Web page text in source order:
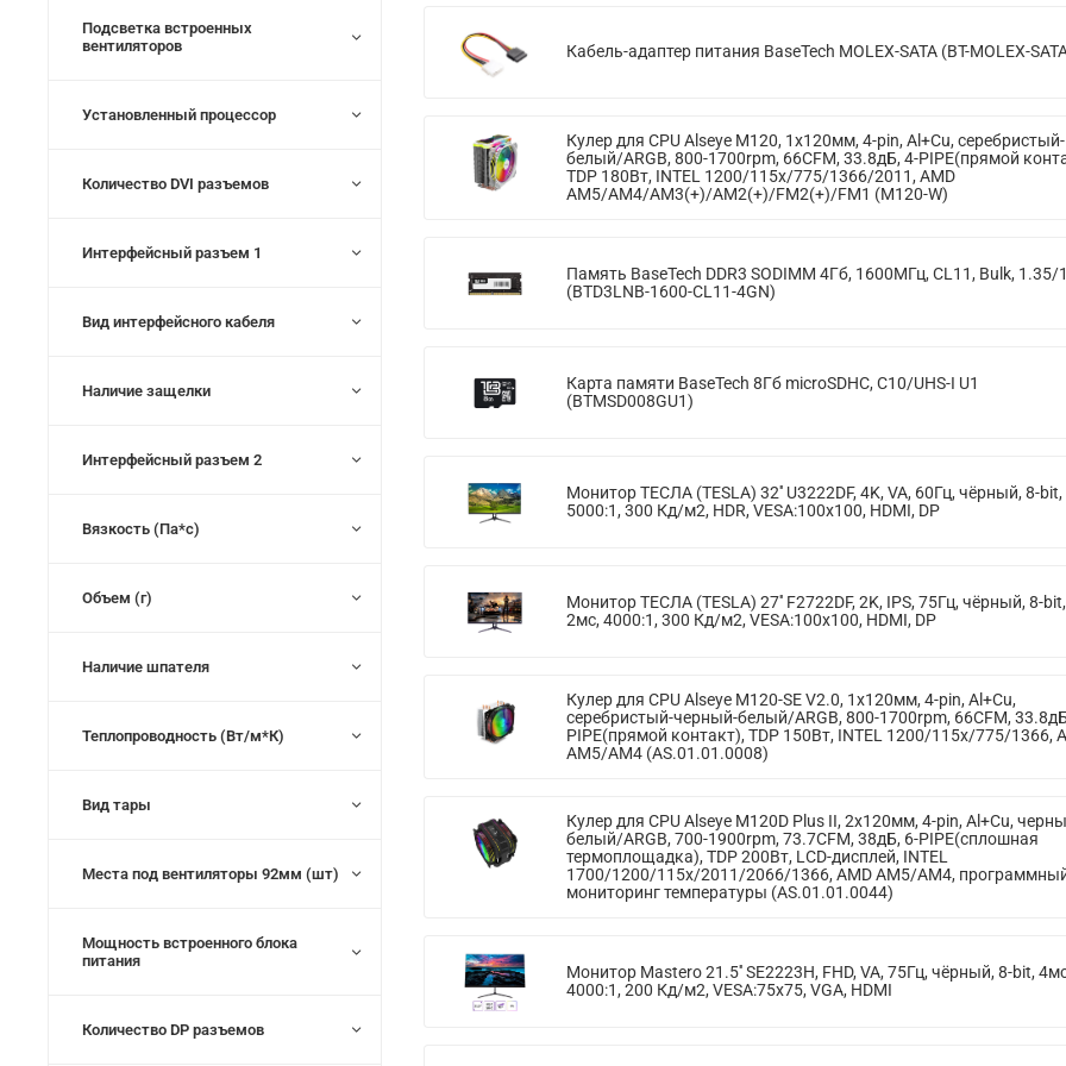
Кабель-адаптер питания BaseTech MOLEX-SATA (BT-MOLEX-
Кулер для CPU Alseye M120, 1х120мм, 4-pin, Al+Cu, серебристый-
белый/ARGB, 800-1700rpm, 66CFM, 33.8дБ, 4-PIPE(прямой
TDP 180Вт, INTEL 1200/115x/775/1366/2011, AMD
AM5/AM4/AM3(+)/AM2(+)/FM2(+)/FM1 (M120-W)
Память BaseTech DDR3 SODIMM 4Гб, 1600МГц, CL11, Bulk, 1.35/
(BTD3LNB-1600-CL11-4GN)
Карта памяти BaseTech 8Гб microSDHC, C10/UHS-I U1
(BTMSD008GU1)
Монитор ТЕСЛА (TESLA) 32'' U3222DF, 4K, VA, 60Гц, чёрный, 8-
5000:1, 300 Кд/м2, HDR, VESA:100x100, HDMI, DP
Монитор ТЕСЛА (TESLA) 27'' F2722DF, 2K, IPS, 75Гц, чёрный, 8-bit,
2мс, 4000:1, 300 Кд/м2, VESA:100x100, HDMI, DP
Кулер для CPU Alseye M120-SE V2.0, 1х120мм, 4-pin, Al+Cu,
серебристый-черный-белый/ARGB, 800-1700rpm, 66CFM,
PIPE(прямой контакт), TDP 150Вт, INTEL 1200/115x/775/1366,
AM5/AM4 (AS.01.01.0008)
Кулер для CPU Alseye M120D Plus II, 2х120мм, 4-pin, Al+Cu,
белый/ARGB, 700-1900rpm, 73.7CFM, 38дБ, 6-PIPE(сплошная
термоплощадка), TDP 200Вт, LCD-дисплей, INTEL
1700/1200/115x/2011/2066/1366, AMD AM5/AM4,
мониторинг температуры (AS.01.01.0044)
Монитор Mastero 21.5'' SE2223H, FHD, VA, 75Гц, чёрный, 8-bit,
4000:1, 200 Кд/м2, VESA:75x75, VGA, HDMI
Подсветка встроенных
вентиляторов
Установленный процессор
Количество DVI разъемов
Интерфейсный разъем 1
Вид интерфейсного кабеля
Наличие защелки
Интерфейсный разъем 2
Вязкость (Па*с)
Объем (г)
Наличие шпателя
Теплопроводность (Вт/м*К)
Вид тары
Места под вентиляторы 92мм (шт)
Мощность встроенного блока
питания
Количество DP разъемов